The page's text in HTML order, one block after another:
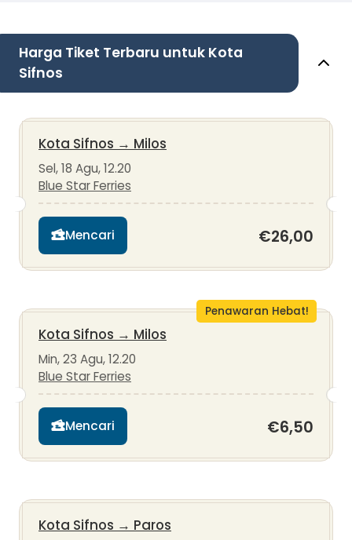
Harga Tiket Terbaru untuk Kota
Sifnos
Kota Sifnos → Milos
Sel, 18 Agu, 12.20
Blue Star Ferries
Mencari €26,00
Penawaran Hebat!
Kota Sifnos → Milos
Min, 23 Agu, 12.20
Blue Star Ferries
Mencari €6,50
Kota Sifnos → Paros